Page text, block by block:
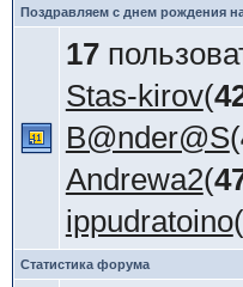
Поздравляем с днем рождения
17
Stas-kirov(
B@nder@S(
Andrewa2(
ippudratoino(
Статистика форума